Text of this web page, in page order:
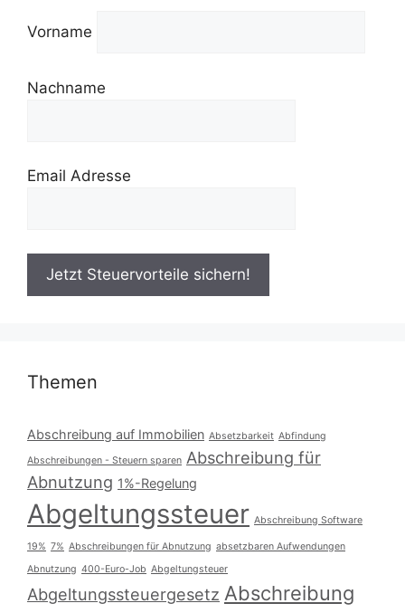
Vorname
Nachname
Email Adresse
Themen
Abschreibung auf Immobilien Absetzbarkeit Abfindung
Abschreibungen - Steuern sparen Abschreibung für
Abnutzung 1%-Regelung
Abgeltungssteuer Abschreibung Software
19% 7% Abschreibungen für Abnutzung absetzbaren Aufwendungen
Abnutzung 400-Euro-Job Abgeltungsteuer
Abgeltungssteuergesetz Abschreibung